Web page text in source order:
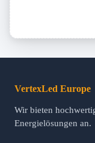
VertexLed Europe
Wir bieten
Energielösungen an.